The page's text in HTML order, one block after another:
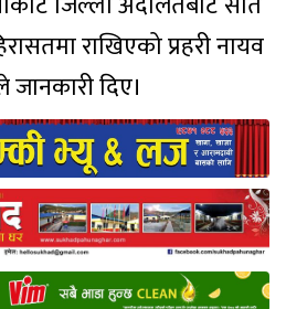
राखिएको प्रहरी नायव
जानकारी दिए।